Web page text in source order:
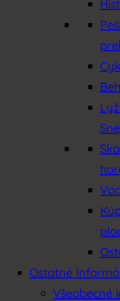
Ostatné
Všeobecné